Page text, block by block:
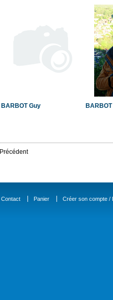
BARBOT Guy
Précédent
Contact Panier Créer son compte /